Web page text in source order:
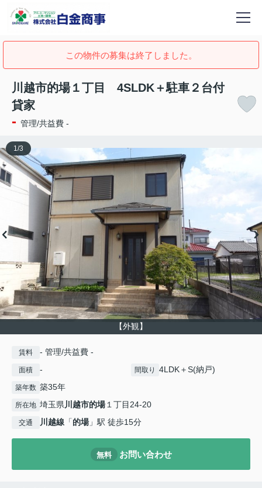
この物件の募集は終了しました。
川越市的場１丁目 4SLDK＋駐車２台付
貸家
- 管理/共益費 -
【外観】
1 /3
賃料 - 管理/共益費 -
面積 - 間取り 4LDK＋S(納戸)
築年数 築35年
所在地 埼玉県川越市的場１丁目24-20
交通 川越線 「的場」駅 徒歩15分
無料 お問い合わせ